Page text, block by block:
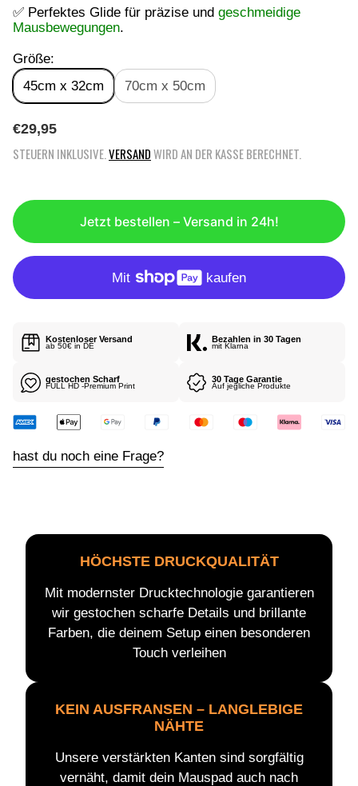
✅ Perfektes Glide für präzise und geschmeidige
Mausbewegungen.
Größe:
45cm x 32cm
70cm x 50cm
R
G
Ä
R
R
P
R
€29,95
STEUERN INKLUSIVE. VERSANDWIRD AN DER KASSE BERECHNET.
Jetzt bestellen – Versand in 24h!
Kostenloser Versand
ab 50€ in DE
Bezahlen in 30 Tagen
mit Klarna
gestochen Scharf
FULL HD -Premium Print
30 Tage Garantie
Auf jegliche Produkte
hast du noch eine Frage?
HÖCHSTE DRUCKQUALITÄT
Mit modernster Drucktechnologie garantieren
wir gestochen scharfe Details und brillante
Farben, die deinem Setup einen besonderen
Touch verleihen
KEIN AUSFRANSEN – LANGLEBIGE
NÄHTE
Unsere verstärkten Kanten sind sorgfältig
vernäht, damit dein Mauspad auch nach